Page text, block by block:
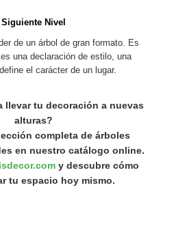
Nivel
de un árbol de gran formato. Es
una declaración de estilo, una
el carácter de un lugar.
llevar tu decoración a nuevas
alturas?
completa de árboles
en nuestro catálogo online.
y descubre cómo
tu espacio hoy mismo.